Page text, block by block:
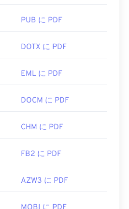
PUB に PDF
DOTX に PDF
EML に PDF
DOCM に PDF
CHM に PDF
FB2 に PDF
AZW3 に PDF